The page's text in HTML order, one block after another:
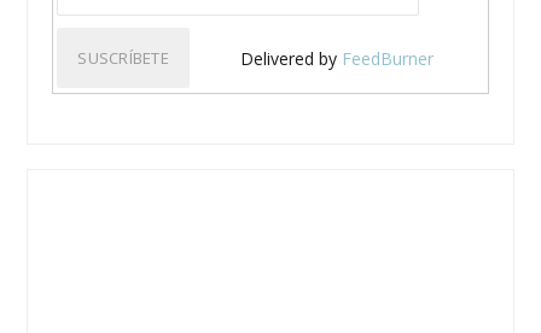
Delivered by FeedBurner